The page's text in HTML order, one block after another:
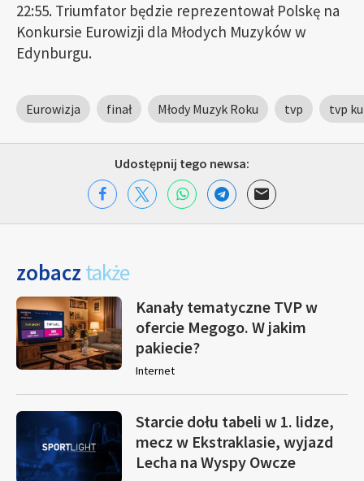
22:55. Triumfator będzie reprezentował Polskę na
Konkursie Eurowizji dla Młodych Muzyków w
Edynburgu.
Eurowizja finał Młody Muzyk Roku tvp tvp
Udostępnij tego newsa:
zobacz także
Kanały tematyczne TVP w
ofercie Megogo. W jakim
pakiecie?
Internet
Starcie dołu tabeli w 1. lidze,
mecz w Ekstraklasie, wyjazd
Lecha na Wyspy Owcze